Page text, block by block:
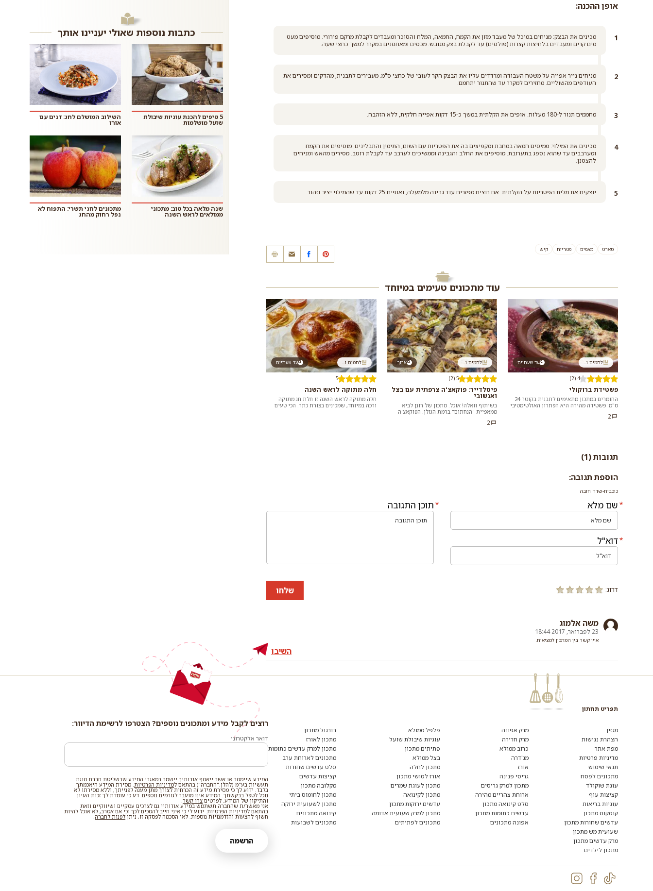
אופן ההכנה:
מכינים את הבצק: מניחים במיכל של מעבד מזון את הקמח, החמאה, המלח והסוכר ומעבדים לקבלת מרקם פירורי. מוסיפים מעט
מים קרים ומעבדים בלחיצות קצרות (פולסים) עד לקבלת בצק מגובש. מכסים ומאחסנים במקרר למשך כחצי שעה.
מניחים נייר אפייה על משטח העבודה ומרדדים עליו את הבצק הקר לעובי של כחצי ס"מ. מעבירים לתבנית, מהדקים ומסירים את
העודפים מהשוליים. מחזירים למקרר עד שהתנור יתחמם.
מחממים תנור ל-180 מעלות. אופים את הקלתית במשך כ-15 דקות אפייה חלקית, ללא הזהבה.
מכינים את המילוי: ממיסים חמאה במחבת ומקפיצים בה את הפטריות עם השום, התימין והתבלינים. מוסיפים את הקמח
ומערבבים עד שהוא נספג בתערובת. מוסיפים את החלב והגבינה וממשיכים לערבב עד לקבלת רוטב. מסירים מהאש ומניחים
להצטנן.
יוצקים את מלית הפטריות על הקלתית. אם רוצים מפזרים עוד גבינה מלמעלה, ואופים 25 דקות עד שהמילוי יציב וזהוב.
טארט מאפים פטריות קיש
עוד מתכונים טעימים במיוחד
עד שעתיים לחמים ו...
4 (2)
פשטידת ברוקולי
החומרים במתכון מתאימים לתבנית בקוטר 24
ס"מ: פשטידה מהירה היא הפתרון האולטימטיבי
2
ארוך לחמים ו...
5 (2)
פיסלדייר: פוקאצ'ה צרפתית עם בצל
ואנשובי
בשיתוף וואלה! אוכל. מתכון של רונן לביא
ממאפיית "הנחתום" ברמת הגולן. הפוקאצ'ה
2
עד שעתיים לחמים ו...
5
חלה מתוקה לראש השנה
חלה מתוקה לראש השנה זו חלת חג מתוקה
ורכה במיוחד, שמכינים בצורת כתר. הכי טעים
תגובות (1)
הוספת תגובה:
כוכבית-שדה חובה
שם מלא
דוא"ל
תוכן התגובה
דרוג: שלחו
משה אלמוג
23 לפברואר, 2017 18:44
איין קשר בין המתכון למציאות.
השיבו
כתבות נוספות שאולי יעניינו אותך
5 טיפים להכנת עוגיות שיבולת
שועל מושלמות
השילוב המושלם לחג: דגים עם
אורז
שנה מלאה בכל טוב: מתכוני
ממולאים לראש השנה
מתכונים לחגי תשרי: התפוח לא
נפל רחוק מהחג
תפריט תחתון
מגזין
הצהרת נגישות
מפת אתר
מדיניות פרטיות
תנאי שימוש
מתכונים לפסח
עוגת שוקולד
קציצות עוף
עוגיות בריאות
קוסקוס מתכון
עדשים שחורות מתכון
שעועית מש מתכון
מרק עדשים מתכון
מתכון לילדים
מרק אפונה
מרק חרירה
כרוב ממולא
מג'דרה
אורז
גריסי פנינה
מתכון למרק גריסים
ארוחת צהריים מהירה
סלט קינואה מתכון
עדשים כתומות מתכון
אפונה מתכונים
פלפל ממולא
עוגיות שיבולת שועל
פתיתים מתכון
בצל ממולא
מתכון לחלה
אורז לסושי מתכון
מתכון לעוגת שמרים
מתכון לקינואה
עדשים ירוקות מתכון
מתכון למרק שעועית אדומה
מתכונים לפתיתים
בורגול מתכון
מתכון לאורז
מתכון למרק עדשים כתומות
מתכונים לארוחת ערב
סלט עדשים שחורות
קציצות עדשים
מקלובה מתכון
מתכון לחומוס ביתי
מתכון לשעועית ירוקה
קינואה מתכונים
מתכונים לשבועות
רוצים לקבל מידע ומתכונים נוספים? הצטרפו לרשימת הדיוור:
דואר אלקטרוני
המידע שיימסר או אשר ייאסף אודותיך יישמר במאגרי המידע שבשליטת חברת סוגת
תעשיות בע"מ (להלן:"החברה") בהתאם למדיניות הפרטיות . מסירת המידע היאכמתך
בלבד. ידוע לך כי מסירת מידע זה הכרחית לצורך מתן מענה לפנייתך, וללא מסירתו לא
נוכל לטפל בבקשתך. המידע אינו מועבר לגורמים נוספים. דע כי עומדת לך זכות העיון
והתיקון של המידע. לפרטים צרו קשר
אני מאשר/ת שהחברה תשתמש במידע אודותיי גם לצרכים עסקיים ושיווקיים וזאת
בהתאם למדיניות הפרטיות . ידוע לי כי איני חייב להסכים לכך וכי אם אסרב, לא אוכל להיות
חשוף להצעות והזדמנויות נוספות. לאי הסכמה לפסקה זו, ניתן לפנות לחברה
הרשמה